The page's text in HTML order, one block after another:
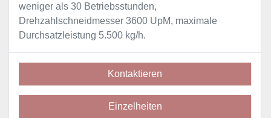
weniger als 30 Betriebsstunden,
Drehzahlschneidmesser 3600 UpM, maximale
Durchsatzleistung 5.500 kg/h.
Kontaktieren
Einzelheiten